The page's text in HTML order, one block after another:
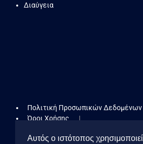
Διαύγεια
Πολιτική Προσωπικών Δεδομένων
Όροι Χρήσης
Πολιτική Cookies
Αυτός ο ιστότοπος χρησιμοποιεί